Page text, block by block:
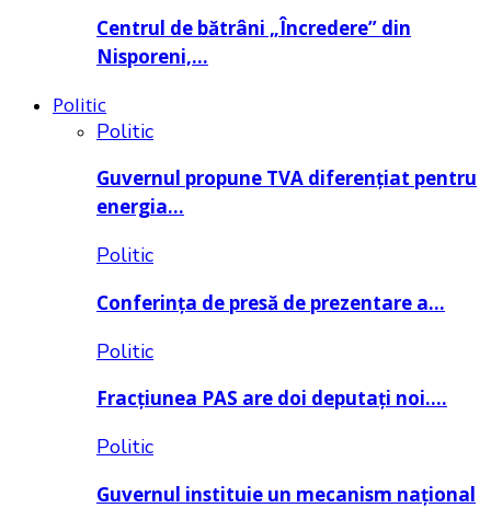
Centrul de bătrâni „Încredere” din
Nisporeni,…
Politic
Politic
Guvernul propune TVA diferențiat pentru
energia…
Politic
Conferința de presă de prezentare a…
Politic
Fracțiunea PAS are doi deputați noi….
Politic
Guvernul instituie un mecanism național